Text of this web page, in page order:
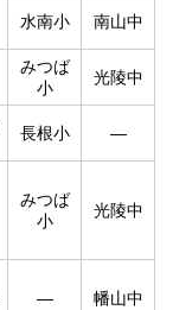
水南小 南山中
みつば
小
光陵中
長根小 ―
みつば
小
光陵中
― 幡山中